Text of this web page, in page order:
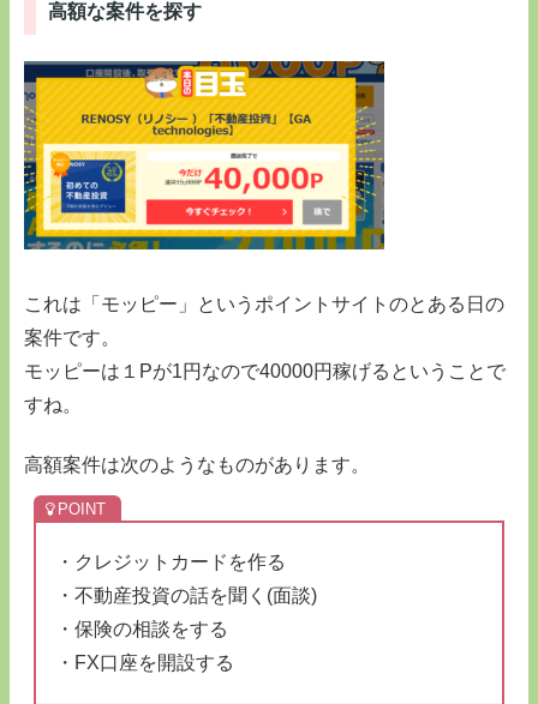
高額な案件を探す
これは「モッピー」というポイントサイトのとある日の
案件です。
モッピーは１Pが1円なので40000円稼げるということで
すね。
高額案件は次のようなものがあります。
・クレジットカードを作る
・不動産投資の話を聞く(面談)
・保険の相談をする
・FX口座を開設する